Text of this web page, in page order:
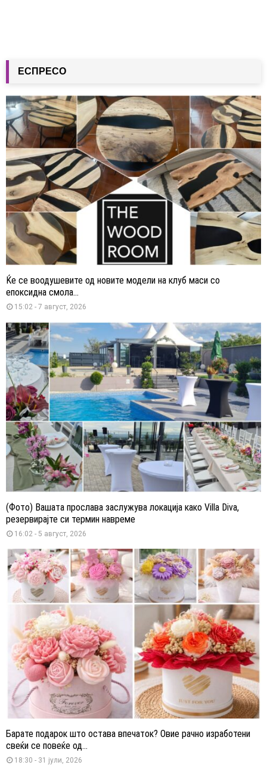
ЕСПРЕСО
Ќе се воодушевите од новите модели на клуб маси со
епоксидна смола...
15:02 - 7 август, 2026
(Фото) Вашата прослава заслужува локација како Villa Diva,
резервирајте си термин навреме
16:02 - 5 август, 2026
Барате подарок што остава впечаток? Овие рачно изработени
свеќи се повеќе од...
18:30 - 31 јули, 2026